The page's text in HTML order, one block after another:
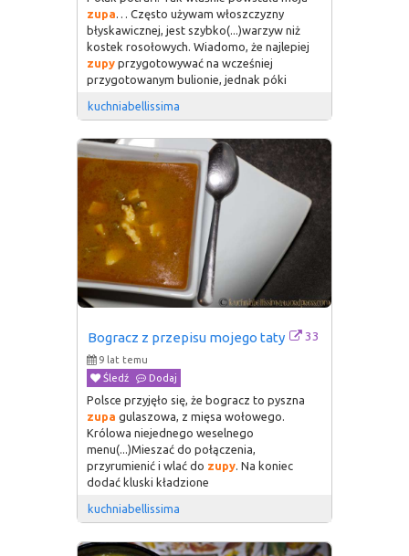
zupa … Często używam włoszczyzny
błyskawicznej, jest szybko(...)warzyw niż
kostek rosołowych. Wiadomo, że najlepiej
zupy przygotowywać na wcześniej
przygotowanym bulionie, jednak póki
kuchniabellissima
Bogracz z przepisu mojego taty 33
9 lat temu
Śledź
Dodaj
Polsce przyjęło się, że bogracz to pyszna
zupa gulaszowa, z mięsa wołowego.
Królowa niejednego weselnego
menu(...)Mieszać do połączenia,
przyrumienić i wlać do zupy. Na koniec
dodać kluski kładzione
kuchniabellissima